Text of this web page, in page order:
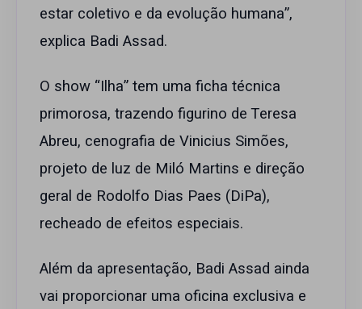
estar coletivo e da evolução humana”,
explica Badi Assad.
O show “Ilha” tem uma ficha técnica
primorosa, trazendo figurino de Teresa
Abreu, cenografia de Vinicius Simões,
projeto de luz de Miló Martins e direção
geral de Rodolfo Dias Paes (DiPa),
recheado de efeitos especiais.
Além da apresentação, Badi Assad ainda
vai proporcionar uma oficina exclusiva e